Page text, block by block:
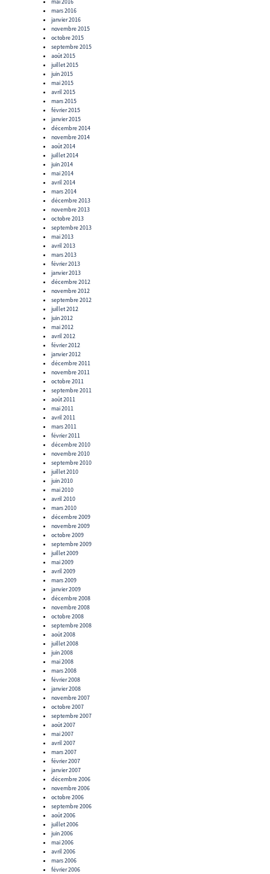
mars 2016
janvier 2016
novembre 2015
octobre 2015
septembre 2015
août 2015
juillet 2015
juin 2015
mai 2015
avril 2015
mars 2015
février 2015
janvier 2015
décembre 2014
novembre 2014
août 2014
juillet 2014
juin 2014
mai 2014
avril 2014
mars 2014
décembre 2013
novembre 2013
octobre 2013
septembre 2013
mai 2013
avril 2013
mars 2013
février 2013
janvier 2013
décembre 2012
novembre 2012
septembre 2012
juillet 2012
juin 2012
mai 2012
avril 2012
février 2012
janvier 2012
décembre 2011
novembre 2011
octobre 2011
septembre 2011
août 2011
mai 2011
avril 2011
mars 2011
février 2011
décembre 2010
novembre 2010
septembre 2010
juillet 2010
juin 2010
mai 2010
avril 2010
mars 2010
décembre 2009
novembre 2009
octobre 2009
septembre 2009
juillet 2009
mai 2009
avril 2009
mars 2009
janvier 2009
décembre 2008
novembre 2008
octobre 2008
septembre 2008
août 2008
juillet 2008
juin 2008
mai 2008
mars 2008
février 2008
janvier 2008
novembre 2007
octobre 2007
septembre 2007
août 2007
mai 2007
avril 2007
mars 2007
février 2007
janvier 2007
décembre 2006
novembre 2006
octobre 2006
septembre 2006
août 2006
juillet 2006
juin 2006
mai 2006
avril 2006
mars 2006
février 2006